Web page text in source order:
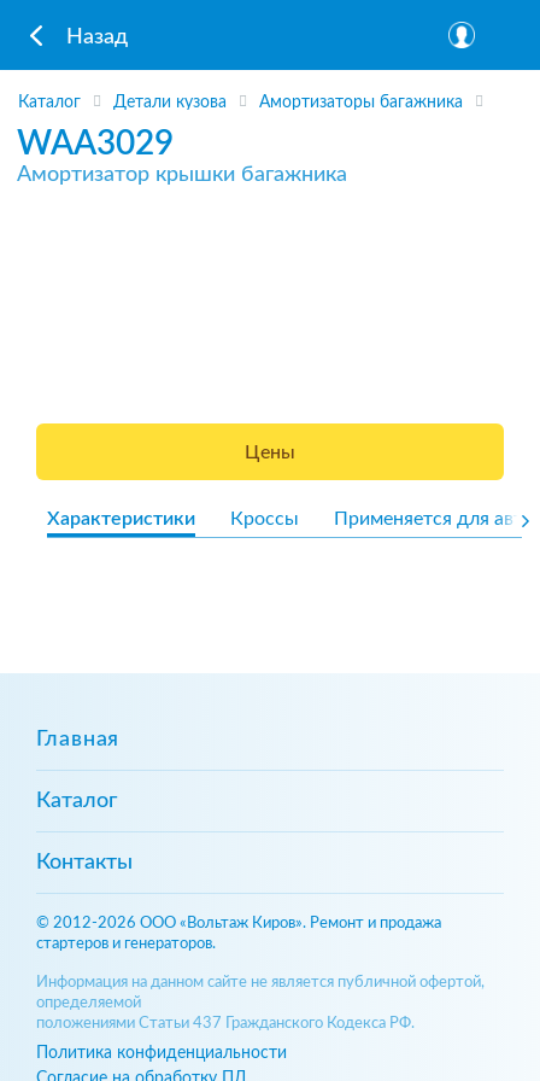
Назад
Каталог Детали кузова Амортизаторы багажника
WAA3029
Амортизатор крышки багажника
Цены
Характеристики Кроссы Применяется для авто
Главная
Каталог
Контакты
© 2012-2026 ООО «Вольтаж Киров». Ремонт и продажа
стартеров и генераторов.
Информация на данном сайте не является публичной офертой,
определяемой
положениями Статьи 437 Гражданского Кодекса РФ.
Политика конфиденциальности